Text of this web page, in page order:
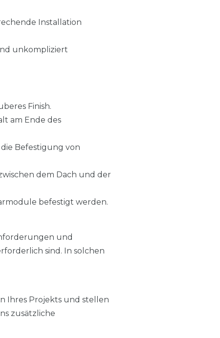
Installation
unkompliziert
Finish.
am Ende des
Befestigung von
dem Dach und der
befestigt werden.
und
sind. In solchen
Ihres Projekts und stellen
zusätzliche